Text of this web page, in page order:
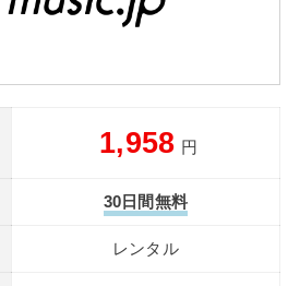
1,958 円
30日間無料
レンタル